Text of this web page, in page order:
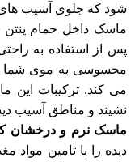
شود که جلوی آسیب
ماسک داخل حمام پنتن Pantene مدل
پس از استفاده به
محسوسی به موی شما
می کند. ترکیبات
نشیند و مناطق آسیب
ماسک نرم و درخشان
دیده را با تامین مواد